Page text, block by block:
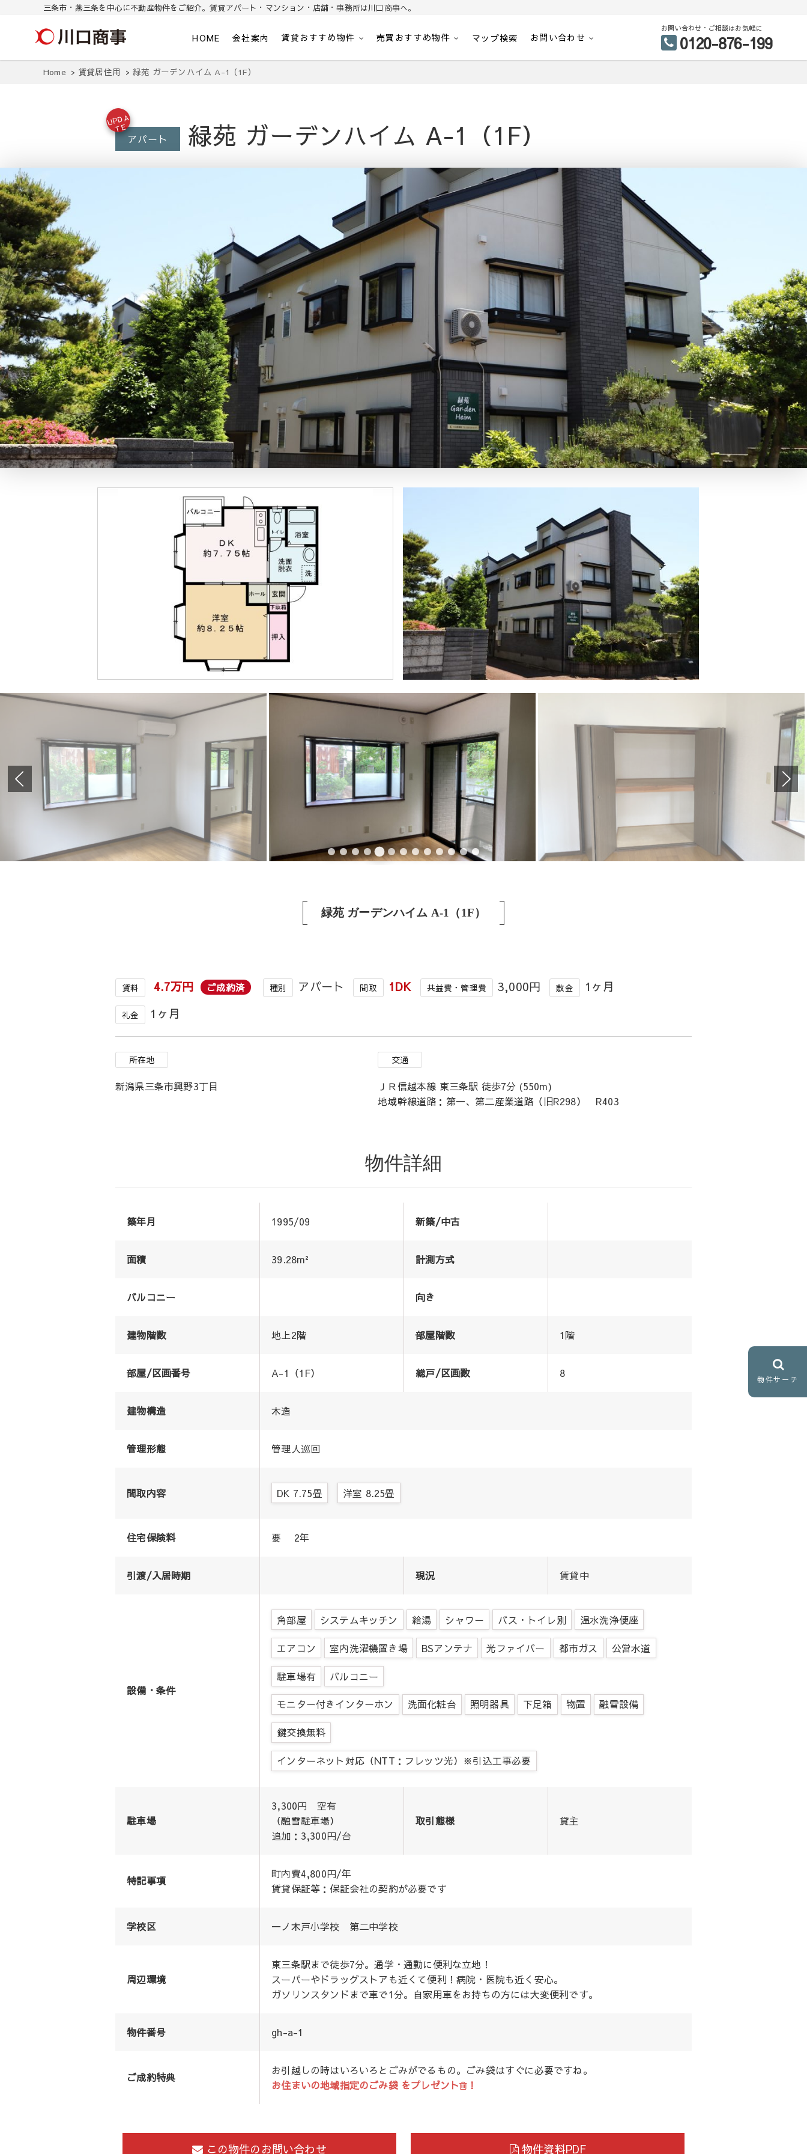
三条市・燕三条を中心に不動産物件をご紹介。賃貸アパート・マンション・店舗・事務所は川口商事へ。
川口商事株式会社
三条市・燕三条を中心に不動産物件をご紹介。東三条/燕三条の賃貸アパート・マンション・マンション・店舗・事務所は川口商事株式会社
HOME 会社案内 賃貸おすすめ物件 売買おすすめ物件 マップ検索 お問い合わせ
お問い合わせ・ご相談はお気軽に
0120-876-199
Home 賃貸居住用 緑苑 ガーデンハイム A-1（1F）
アパート 緑苑 ガーデンハイム A-1（1F）
U
P
D
A
T
E
緑苑 ガーデンハイム A-1（1F）
賃料 4.7万円 ご成約済 種別 アパート 間取 1DK 共益費・管理費 3,000円 敷金 1ヶ月
礼金 1ヶ月
所在地
新潟県三条市興野3丁目
交通
ＪＲ信越本線 東三条駅 徒歩7分 (550m)
地域幹線道路：第一、第二産業道路（旧R298） R403
物件詳細
築年月 1995/09 新築/中古
面積 39.28m² 計測方式
バルコニー 向き
建物階数 地上2階 部屋階数 1階
部屋/区画番号 A-1（1F） 総戸/区画数 8
建物構造 木造
管理形態 管理人巡回
間取内容 DK 7.75畳 洋室 8.25畳
住宅保険料 要 2年
引渡/入居時期 現況 賃貸中
設備・条件
角部屋 システムキッチン 給湯 シャワー バス・トイレ別 温水洗浄便座
エアコン 室内洗濯機置き場 BSアンテナ 光ファイバー 都市ガス 公営水道
駐車場有 バルコニー
モニター付きインターホン 洗面化粧台 照明器具 下足箱 物置 融雪設備
鍵交換無料
インターネット対応（NTT：フレッツ光）※引込工事必要
駐車場
3,300円 空有
（融雪駐車場）
追加：3,300円/台
取引態様 貸主
特記事項
町内費4,800円/年
賃貸保証等：保証会社の契約が必要です
学校区 一ノ木戸小学校 第二中学校
周辺環境
東三条駅まで徒歩7分。通学・通勤に便利な立地！
スーパーやドラッグストアも近くて便利！病院・医院も近く安心。
ガソリンスタンドまで車で1分。自家用車をお持ちの方には大変便利です。
物件番号 gh-a-1
ご成約特典
お引越しの時はいろいろとごみがでるもの。ごみ袋はすぐに必要ですね。
お住まいの地域指定のごみ袋 をプレゼント
！
この物件のお問い合わせ 物件資料PDF
物件サーチ